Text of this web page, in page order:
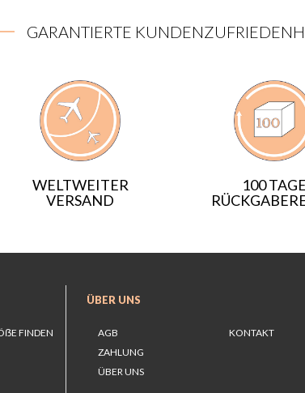
GARANTIERTE
100 TAGE
WELTWEITER
VERSAND
FINDEN
ÜBER UNS
AGB
ZAHLUNG
ÜBER UNS
KONTAKT